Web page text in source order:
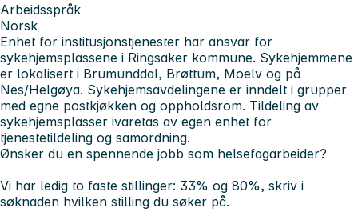
Arbeidsspråk
Norsk
Enhet for institusjonstjenester har ansvar for
sykehjemsplassene i Ringsaker kommune. Sykehjemmene
er lokalisert i Brumunddal, Brøttum, Moelv og på
Nes/Helgøya. Sykehjemsavdelingene er inndelt i grupper
med egne postkjøkken og oppholdsrom. Tildeling av
sykehjemsplasser ivaretas av egen enhet for
tjenestetildeling og samordning.
Ønsker du en spennende jobb som helsefagarbeider?
Vi har ledig to faste stillinger: 33% og 80%, skriv i
søknaden hvilken stilling du søker på.